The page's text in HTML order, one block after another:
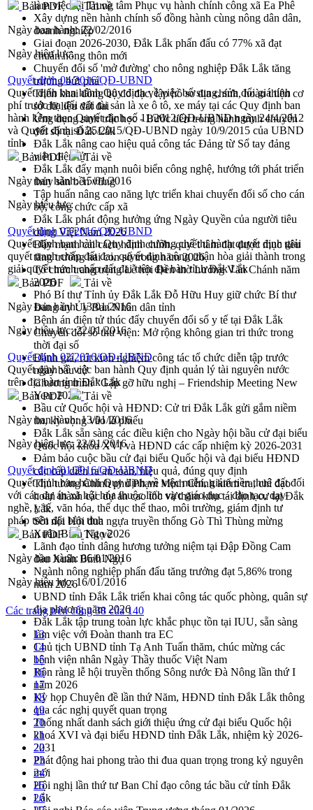
làm việc tại Trung tâm Phục vụ hành chính công xã Ea Phê
Xây dựng nền hành chính số đồng hành cùng nông dân dân,
doanh nghiệp
Giai đoạn 2026-2030, Đắk Lắk phấn đấu có 77% xã đạt
chuẩn nông thôn mới
Chuyển đổi số 'mở đường' cho nông nghiệp Đắk Lắk tăng
trưởng bứt phá
Triển khai đồng bộ đo đạc, lập hồ sơ địa chính, hoàn thiện cơ
sở dữ liệu đất đai
Ứng dụng sinh trắc học - Bước tiến trong hành trình chuyển
đổi số tại Đắk Lắk
Đắk Lắk nâng cao hiệu quả công tác Đảng từ Sổ tay đảng
viên điện tử
Đắk Lắk đẩy mạnh nuôi biển công nghệ, hướng tới phát triển
thủy sản bền vững
Tập huấn nâng cao năng lực triển khai chuyển đổi số cho cán
bộ, công chức cấp xã
Đắk Lắk phát động hưởng ứng Ngày Quyền của người tiêu
dùng Việt Nam 2026
Đẩy mạnh cải cách hành chính, quyết tâm đạt được mục tiêu
tăng trưởng hai con số trong năm 2026
Tổ chức trang trọng Lễ hội Đền thờ Lương Văn Chánh năm
2026
Phó Bí thư Tỉnh ủy Đắk Lắk Đỗ Hữu Huy giữ chức Bí thư
Đảng ủy Ủy Ban Nhân dân tỉnh
Bệnh án điện tử thúc đẩy chuyển đổi số y tế tại Đắk Lắk
Chuyển đổi số thư viện: Mở rộng không gian tri thức trong
thời đại số
Đánh giá, rút kinh nghiệm công tác tổ chức diễn tập trước
ngày bầu cử
Chương trình “Gặp gỡ hữu nghị – Friendship Meeting New
Year 2026”
Bầu cử Quốc hội và HĐND: Cử tri Đắk Lắk gửi gắm niềm
tin, kỳ vọng vào lá phiếu
Đắk Lắk sẵn sàng các điều kiện cho Ngày hội bầu cử đại biểu
Quốc hội khóa XVI và HĐND các cấp nhiệm kỳ 2026-2031
Đảm bảo cuộc bầu cử đại biểu Quốc hội và đại biểu HĐND
các cấp diễn ra an toàn, hiệu quả, đúng quy định
Thủ tướng Chính phủ Phạm Minh Chính kiểm tra, chỉ đạo
hoàn thành các dự án cao tốc và thăm khu tái định cư tại Đắk
Lắk
Sôi nổi Hội đua ngựa truyền thống Gò Thì Thùng mừng
Xuân Bính Ngọ 2026
Lãnh đạo tỉnh dâng hương tưởng niệm tại Đập Đồng Cam
đầu Xuân Bính Ngọ
Ngành nông nghiệp phấn đấu tăng trưởng đạt 5,86% trong
năm 2026
UBND tỉnh Đắk Lắk triển khai công tác quốc phòng, quân sự
địa phương năm 2026
Đắk Lắk tập trung toàn lực khắc phục tồn tại IUU, sẵn sàng
làm việc với Đoàn thanh tra EC
Chủ tịch UBND tỉnh Tạ Anh Tuấn thăm, chúc mừng các
bệnh viện nhân Ngày Thầy thuốc Việt Nam
Rộn ràng lễ hội truyền thống Sông nước Đà Nông lần thứ I
năm 2026
Kỳ họp Chuyên đề lần thứ Năm, HĐND tỉnh Đắk Lắk thông
qua các nghị quyết quan trọng
Thống nhất danh sách giới thiệu ứng cử đại biểu Quốc hội
khoá XVI và đại biểu HĐND tỉnh Đắk Lắk, nhiệm kỳ 2026-
2031
Phát động hai phong trào thi đua quan trọng trong kỷ nguyên
mới
Hội nghị lần thứ tư Ban Chỉ đạo công tác bầu cử tỉnh Đắk
Lắk
Bản PDF
Tải về
Ngày ban hành:22/02/2016
Ngày hiệu lực:
Quyết định 04/2016/QĐ-UBND
Quyết định ban hành Quy định về việc bổ sung, sửa đổi giá tính
phí trước bạ đối với tài sản là xe ô tô, xe máy tại các Quy định ban
hành kèm theo Quyết định số 11/2012/QĐ-UBND ngày 24/4/2012
và Quyết định số 25/2015/QĐ-UBND ngày 10/9/2015 của UBND
tỉnh
Bản PDF
Tải về
Ngày ban hành:15/01/2016
Ngày hiệu lực:
Quyết định 03/2016/QĐ-UBND
Quyết định ban hành Quy định cưỡng chế thi hành quyết định giải
quyết tranh chấp đất đai, quyết định công nhận hòa giải thành trong
giải quyết tranh chấp đất đai trên địa bàn tỉnh Đắk Lắk
Bản PDF
Tải về
Ngày ban hành:13/01/2016
Ngày hiệu lực:22/01/2016
Quyết định 02/2016/QĐ-UBND
Quyết định về việc ban hành Quy định quản lý tài nguyên nước
trên địa bàn tỉnh Đắk Lắk
Bản PDF
Tải về
Ngày ban hành:13/01/2016
Ngày hiệu lực:22/01/2016
Quyết định 01/2016/QĐ-UBND
Quyết định ban hành Quy định về việc miễn, giảm tiền thuê đất đối
với các dự án xã hội hóa thuộc lĩnh vực giáo dục - đào tạo, dạy
nghề, y tế, văn hóa, thể dục thể thao, môi trường, giám định tư
pháp trên địa bàn tỉnh
Bản PDF
Tải về
Ngày ban hành:06/01/2016
Ngày hiệu lực:16/01/2016
Các trang trên cổng 38 của 140
13
14
15
16
17
18
19
20
21
22
23
24
25
26